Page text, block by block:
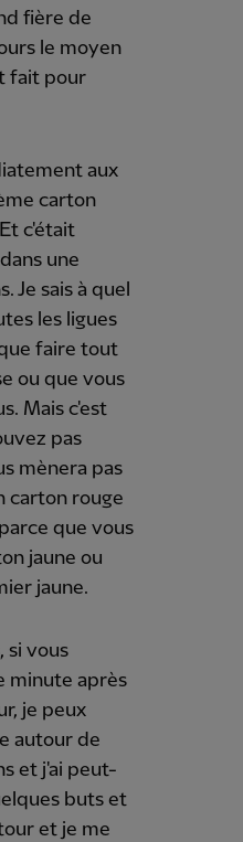
fière de
le moyen
fait pour
aux
carton
c'était
une
sais à quel
les ligues
faire tout
ou que vous
Mais c'est
pas
mènera pas
carton rouge
que vous
jaune ou
jaune.
si vous
minute après
je peux
autour de
et j'ai peut-
buts et
et je me